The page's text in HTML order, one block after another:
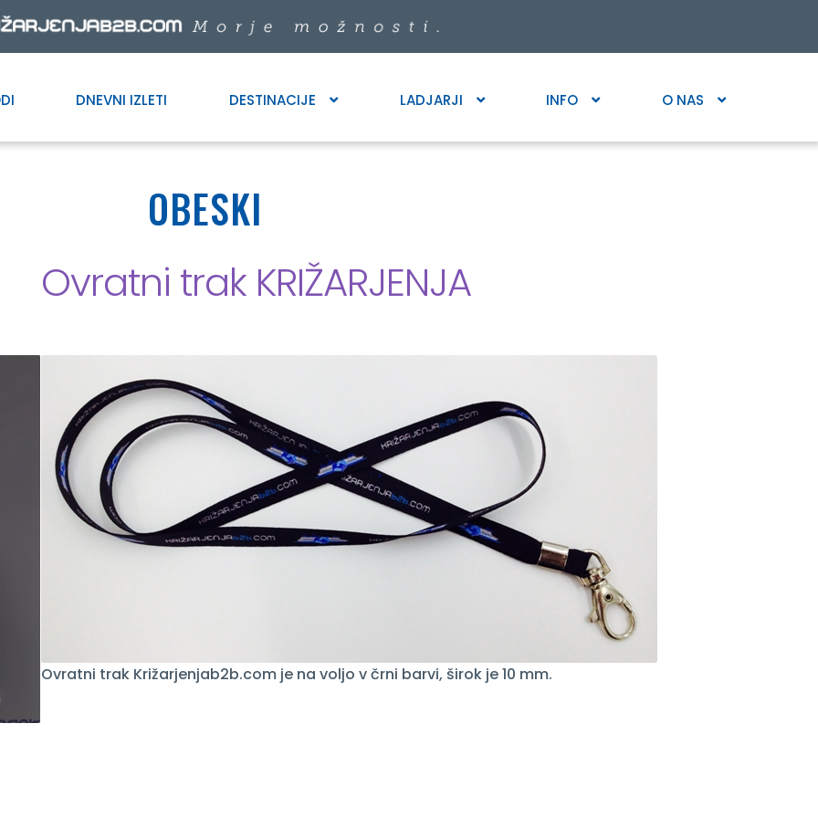
DNEVNI IZLETI DESTINACIJE LADJARJI INFO O NAS
OBESKI
Ovratni trak KRIŽARJENJA
Ovratni trak Križarjenjab2b.com je na voljo v črni barvi, širok je 10 mm.